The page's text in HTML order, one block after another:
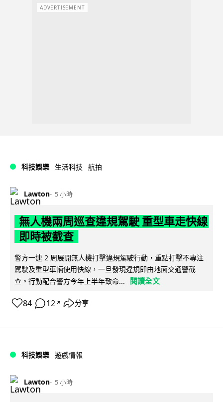
ADVERTISEMENT
科技娛樂 生活科技 航拍
Lawton 5 小時
無人機兩周巡查違規駕駛 重型車走快線
即時被截查
警方一連 2 周展開無人機打擊違規駕駛行動，重點打擊不專注
駕駛及重型車輛使用快線，一旦發現違規即由地面交通警截
查。行動配合警方今年上半年致命...
閱讀全文
84 12 ↗ 分享
科技娛樂 遊戲情報
Lawton 5 小時